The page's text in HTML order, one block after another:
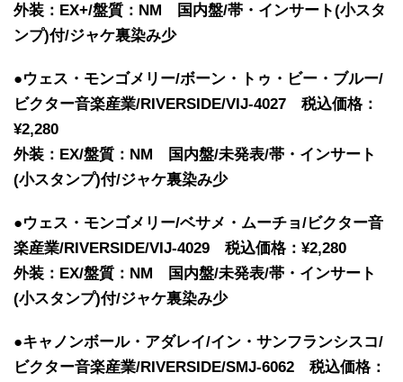
外装：EX+/盤質：NM 国内盤/帯・インサート(小スタ
ンプ)付/ジャケ裏染み少
●ウェス・モンゴメリー/ボーン・トゥ・ビー・ブルー/
ビクター音楽産業/RIVERSIDE/VIJ-4027 税込価格：
¥2,280
外装：EX/盤質：NM 国内盤/未発表/帯・インサート
(小スタンプ)付/ジャケ裏染み少
●ウェス・モンゴメリー/ベサメ・ムーチョ/ビクター音
楽産業/RIVERSIDE/VIJ-4029 税込価格：¥2,280
外装：EX/盤質：NM 国内盤/未発表/帯・インサート
(小スタンプ)付/ジャケ裏染み少
●キャノンボール・アダレイ/イン・サンフランシスコ/
ビクター音楽産業/RIVERSIDE/SMJ-6062 税込価格：